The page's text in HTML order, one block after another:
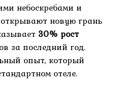
небоскребами и
новую грань
30% рост
за последний год.
опыт, который
отеле.